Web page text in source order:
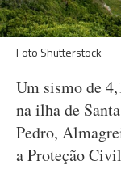
Foto Shutterstock
Um sismo de
na ilha de
Pedro,
a Proteção